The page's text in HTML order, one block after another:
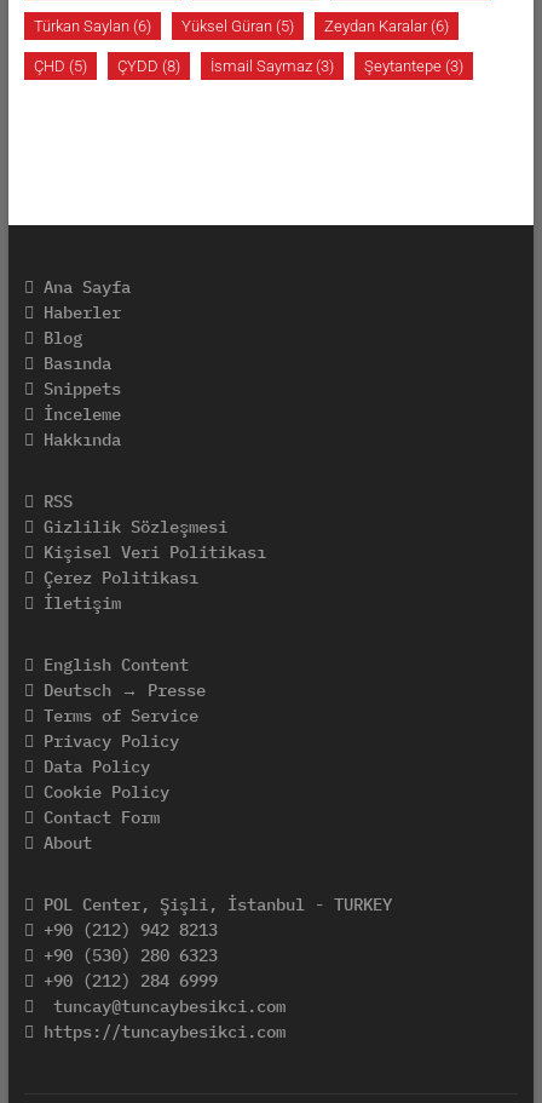
Türkan Saylan(6) Yüksel Güran(5) Zeydan Karalar(6)
ÇHD (5) ÇYDD (8) İsmail Saymaz(3) Şeytantepe(3)
Ana Sayfa
Haberler
Blog
Basında
Snippets
İnceleme
Hakkında
RSS
Gizlilik Sözleşmesi
Kişisel Veri Politikası
Çerez Politikası
İletişim
English Content
Deutsch → Presse
Terms of Service
Privacy Policy
Data Policy
Cookie Policy
Contact Form
About
POL Center, Şişli, İstanbul - TURKEY
+90 (212) 942 8213
+90 (530) 280 6323
+90 (212) 284 6999
tuncay@tuncaybesikci.com
https://tuncaybesikci.com